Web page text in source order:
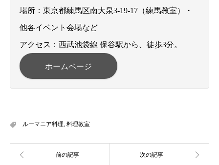
場所：東京都練馬区南大泉3-19-17（練馬教室）・
他各イベント会場など
アクセス：西武池袋線 保谷駅から、徒歩3分。
ホームページ
ルーマニア料理, 料理教室